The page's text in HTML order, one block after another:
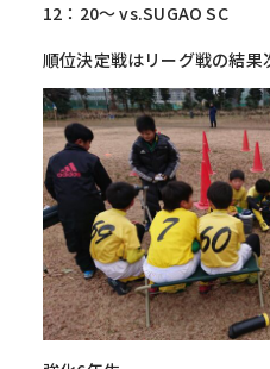
12：20～ vs.SUGAO SC
順位決定戦はリーグ戦の結果